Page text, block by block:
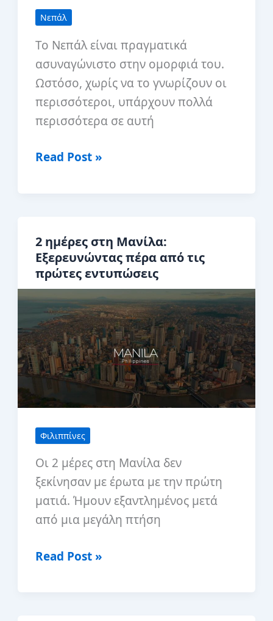
Νεπάλ
Το Νεπάλ είναι πραγματικά
ασυναγώνιστο στην ομορφιά του.
Ωστόσο, χωρίς να το γνωρίζουν οι
περισσότεροι, υπάρχουν πολλά
περισσότερα σε αυτή
Τα
πάρκα
στο
Νεπάλ
Read Post »
2 ημέρες στη Μανίλα:
Εξερευνώντας πέρα ​​από τις
πρώτες εντυπώσεις
Φιλιππίνες
Οι 2 μέρες στη Μανίλα δεν
ξεκίνησαν με έρωτα με την πρώτη
ματιά. Ήμουν εξαντλημένος μετά
από μια μεγάλη πτήση
2
Read Post »